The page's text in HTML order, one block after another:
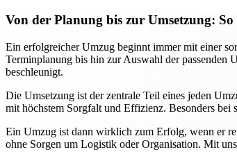
Von der Planung bis zur Umsetzung:
Ein erfolgreicher Umzug beginnt immer mit einer
Terminplanung bis hin zur Auswahl der passenden
beschleunigt.
Die Umsetzung ist der zentrale Teil eines jeden
mit höchstem Sorgfalt und Effizienz. Besonders bei
Ein Umzug ist dann wirklich zum Erfolg, wenn er
ohne Sorgen um Logistik oder Organisation. Mit